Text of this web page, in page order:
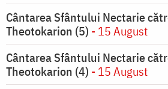
Cântarea Sfântului Nectarie
Theotokarion (5) - 15 August
Cântarea Sfântului Nectarie
Theotokarion (4) - 15 August